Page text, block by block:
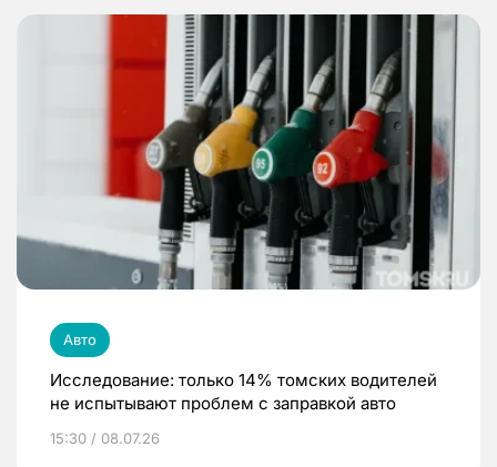
Авто
Исследование: только 14% томских водителей
не испытывают проблем с заправкой авто
15:30 / 08.07.26